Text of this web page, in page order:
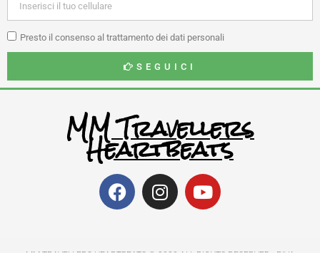
Presto il consenso al trattamento dei dati personali
SEGUICI
MM Travellers
Heartbeats